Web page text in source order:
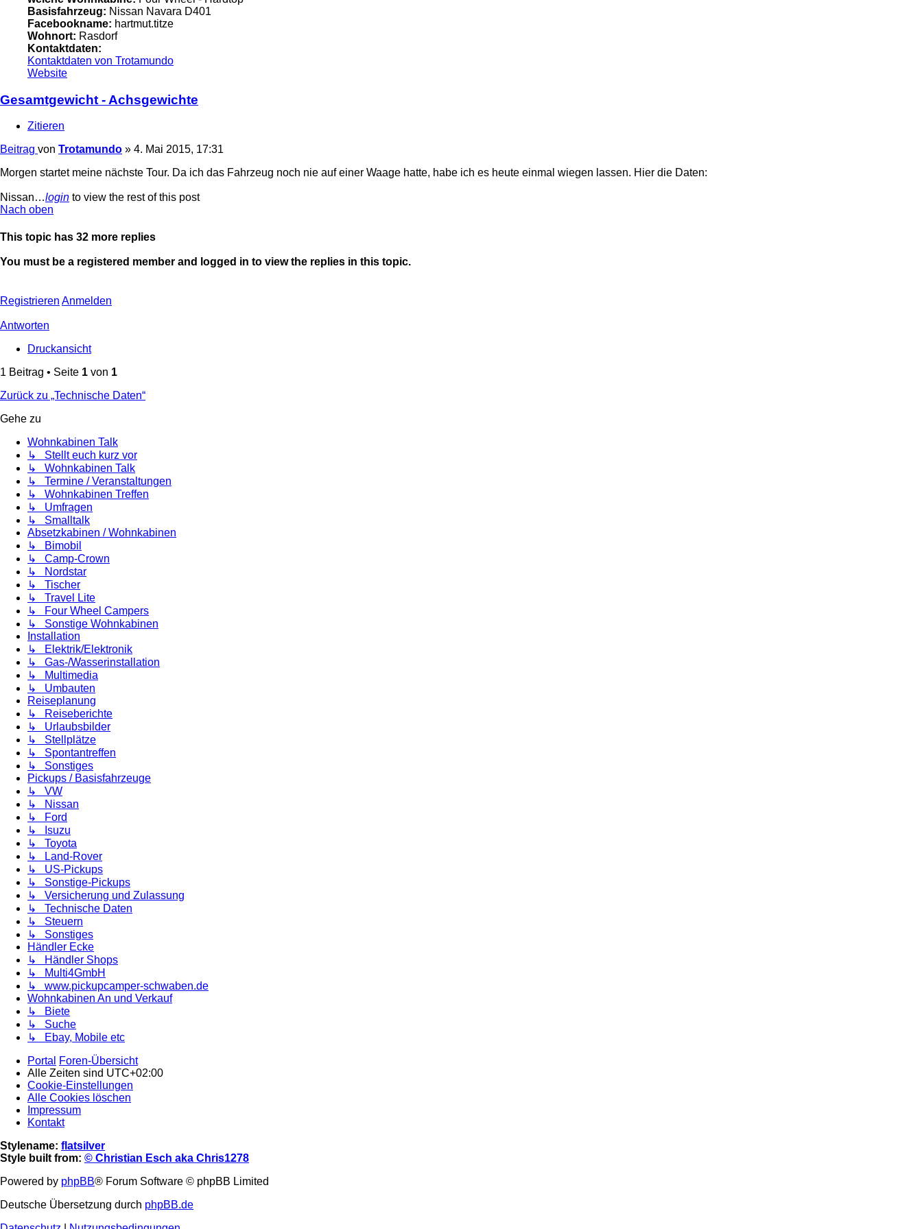
Basisfahrzeug: Nissan Navara D401
Facebookname: hartmut.titze
Wohnort: Rasdorf
Kontaktdaten:
Kontaktdaten von Trotamundo
Website
Gesamtgewicht - Achsgewichte
Zitieren
Beitrag von Trotamundo » 4. Mai 2015, 17:31
Morgen startet meine nächste Tour. Da ich das Fahrzeug noch nie auf einer Waage hatte, habe ich es heute einmal wiegen lassen. Hier die Daten:
Nissan…login to view the rest of this post
Nach oben
This topic has 32 more replies
You must be a registered member and logged in to view the replies in this topic.
Registrieren Anmelden
Antworten
Druckansicht
1 Beitrag • Seite 1 von 1
Zurück zu „Technische Daten“
Gehe zu
Wohnkabinen Talk
↳ Stellt euch kurz vor
↳ Wohnkabinen Talk
↳ Termine / Veranstaltungen
↳ Wohnkabinen Treffen
↳ Umfragen
↳ Smalltalk
Absetzkabinen / Wohnkabinen
↳ Bimobil
↳ Camp-Crown
↳ Nordstar
↳ Tischer
↳ Travel Lite
↳ Four Wheel Campers
↳ Sonstige Wohnkabinen
Installation
↳ Elektrik/Elektronik
↳ Gas-/Wasserinstallation
↳ Multimedia
↳ Umbauten
Reiseplanung
↳ Reiseberichte
↳ Urlaubsbilder
↳ Stellplätze
↳ Spontantreffen
↳ Sonstiges
Pickups / Basisfahrzeuge
↳ VW
↳ Nissan
↳ Ford
↳ Isuzu
↳ Toyota
↳ Land-Rover
↳ US-Pickups
↳ Sonstige-Pickups
↳ Versicherung und Zulassung
↳ Technische Daten
↳ Steuern
↳ Sonstiges
Händler Ecke
↳ Händler Shops
↳ Multi4GmbH
↳ www.pickupcamper-schwaben.de
Wohnkabinen An und Verkauf
↳ Biete
↳ Suche
↳ Ebay, Mobile etc
Portal
Foren-Übersicht
Alle Zeiten sind UTC+02:00
Cookie-Einstellungen
Alle Cookies löschen
Impressum
Kontakt
Stylename: flatsilver
Style built from: © Christian Esch aka Chris1278
Powered by phpBB® Forum Software © phpBB Limited
Deutsche Übersetzung durch phpBB.de